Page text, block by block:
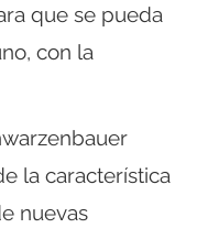
que se pueda
con la
la característica
nuevas